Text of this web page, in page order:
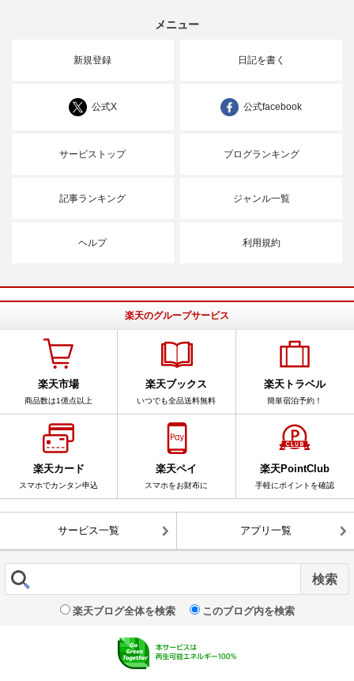
メニュー
新規登録 日記を書く
公式X 公式facebook
サービストップ ブログランキング
記事ランキング ジャンル一覧
ヘルプ 利用規約
楽天のグループサービス
楽天市場
商品数は1億点以上
楽天ブックス
いつでも全品送料無料
楽天トラベル
簡単宿泊予約！
楽天カード
スマホでカンタン申込
楽天ペイ
スマホをお財布に
楽天PointClub
手軽にポイントを確認
サービス一覧 アプリ一覧
楽天ブログ全体を検索 このブログ内を検索